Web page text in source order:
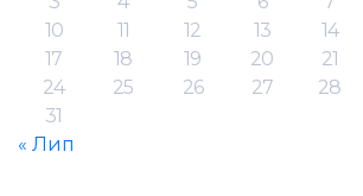
10
11 12 13 14
17
18 19 20 21
24
25 26 27 28
31
« Лип